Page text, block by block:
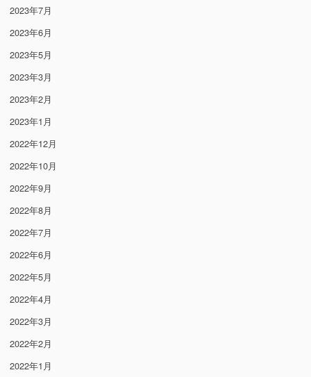
2023年7月
2023年6月
2023年5月
2023年3月
2023年2月
2023年1月
2022年12月
2022年10月
2022年9月
2022年8月
2022年7月
2022年6月
2022年5月
2022年4月
2022年3月
2022年2月
2022年1月